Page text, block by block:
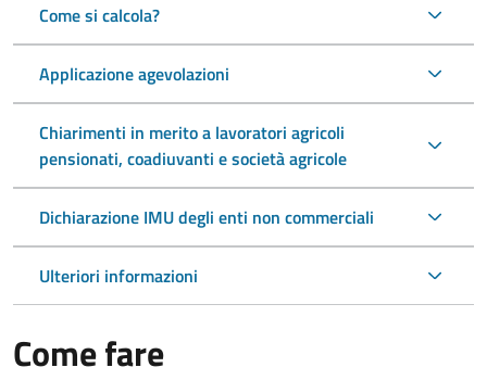
Come si calcola?
Applicazione agevolazioni
Chiarimenti in merito a lavoratori agricoli
pensionati, coadiuvanti e società agricole
Dichiarazione IMU degli enti non commerciali
Ulteriori informazioni
Come fare